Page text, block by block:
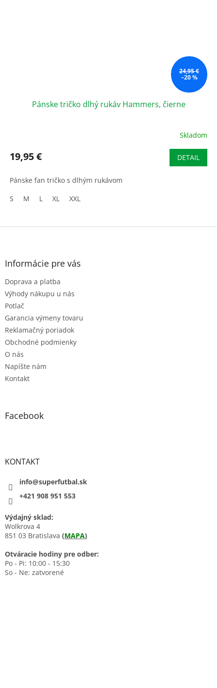
24,95 €
–20 %
Pánske tričko dlhý rukáv Hammers, čierne
Skladom
19,95 € DETAIL
Pánske fan tričko s dlhým rukávom
S
M L XL XXL
Z
Informácie pre vás
Doprava a platba
Výhody nákupu u nás
Potlač
Garancia výmeny tovaru
Reklamačný poriadok
Obchodné podmienky
O nás
Napíšte nám
Kontakt
Facebook
KONTAKT
info@superfutbal.sk
+421 908 951 553
Výdajný sklad:
Wolkrova 4
851 03 Bratislava (MAPA)
Otváracie hodiny pre odber:
Po - Pi: 10:00 - 15:30
So - Ne: zatvorené